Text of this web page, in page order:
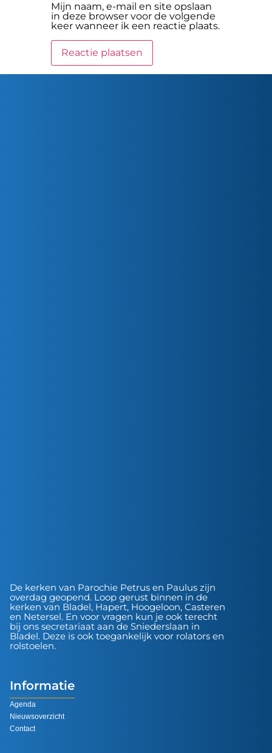
Mijn naam, e-mail en site opslaan
in deze browser voor de volgende
keer wanneer ik een reactie plaats.
De kerken van Parochie Petrus en Paulus zijn
overdag geopend. Loop gerust binnen in de
kerken van Bladel, Hapert, Hoogeloon, Casteren
en Netersel. En voor vragen kun je ook terecht
bij ons secretariaat aan de Sniederslaan in
Bladel. Deze is ook toegankelijk voor rolators en
rolstoelen.
Informatie
Agenda
Nieuwsoverzicht
Contact